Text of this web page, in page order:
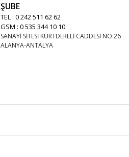
ŞUBE
TEL : 0 242 511 62 62
GSM : 0 535 344 10 10
SANAYİ SİTESİ KURTDERELİ CADDESİ NO:26
ALANYA-ANTALYA